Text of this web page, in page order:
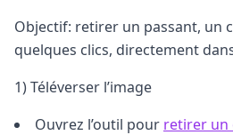
Objectif: retirer un passant, un
quelques clics, directement
1) Téléverser l’image
Ouvrez l’outil pour retirer un